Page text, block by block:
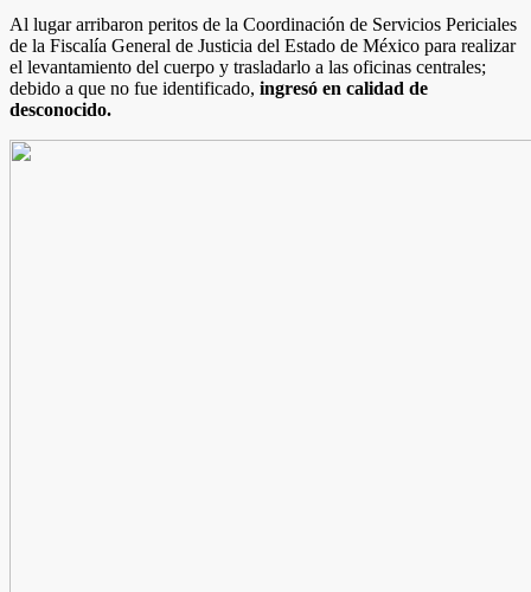
Al lugar arribaron peritos de la Coordinación de Servicios Periciales
de la Fiscalía General de Justicia del Estado de México para realizar
el levantamiento del cuerpo y trasladarlo a las oficinas centrales;
debido a que no fue identificado, ingresó en calidad de
desconocido.